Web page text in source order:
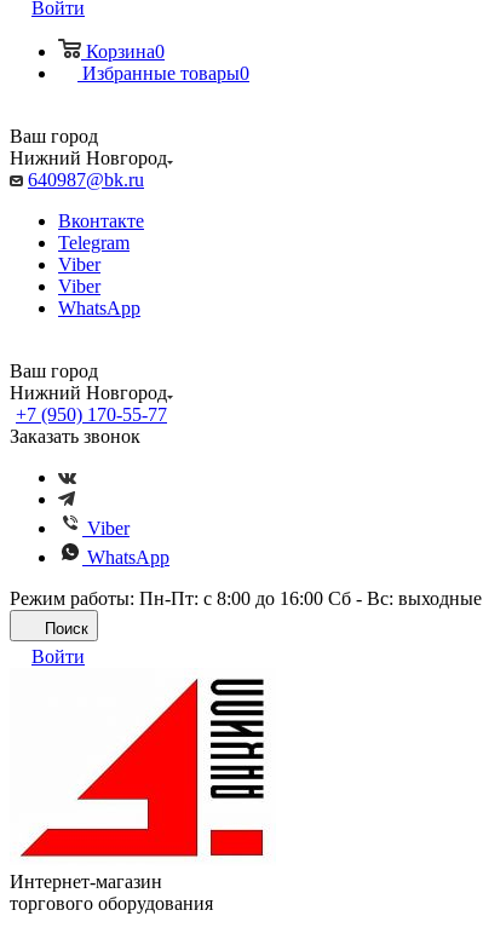
Войти
Корзина0
Избранные товары0
Ваш город
Нижний Новгород
640987@bk.ru
Вконтакте
Telegram
Viber
Viber
WhatsApp
Ваш город
Нижний Новгород
+7 (950) 170-55-77
Заказать звонок
Viber
WhatsApp
Режим работы: Пн-Пт: с 8:00 до 16:00 Сб - Вс: выходные
Поиск
Войти
Интернет-магазин
торгового оборудования